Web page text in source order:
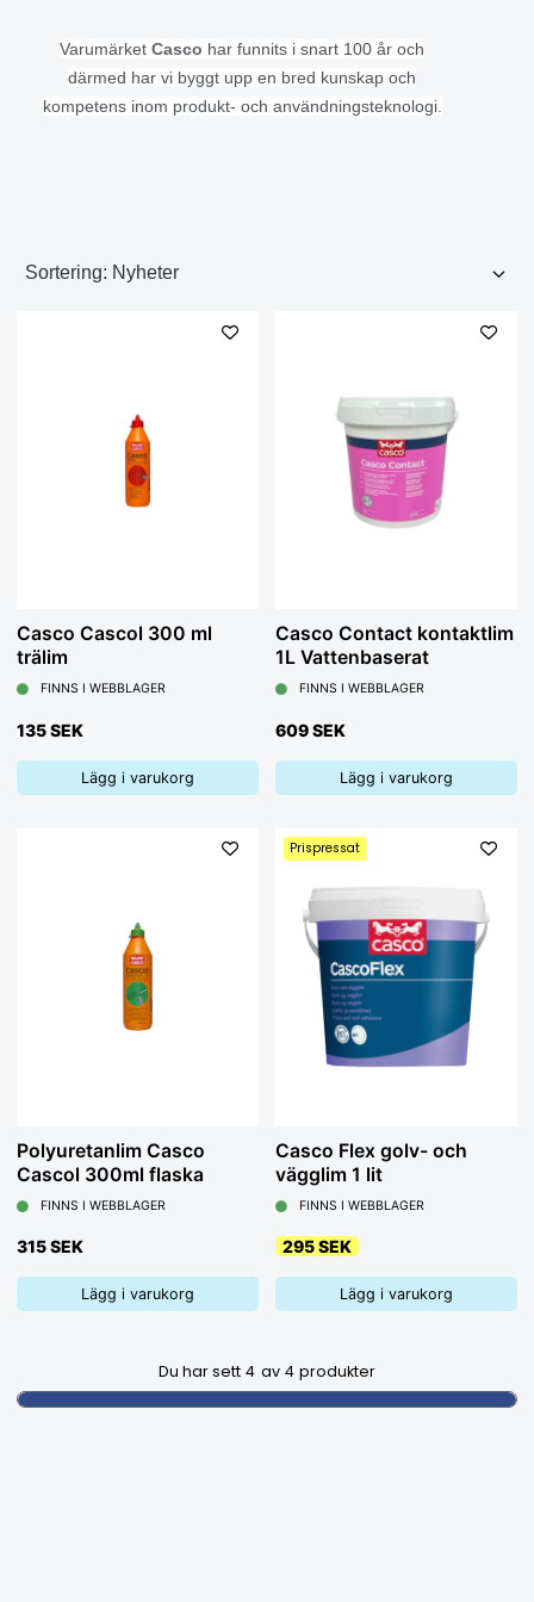
Varumärket Casco har funnits i snart 100 år och
därmed har vi byggt upp en bred kunskap och
kompetens inom produkt- och användningsteknologi.
Casco Cascol 300 ml
trälim
FINNS I WEBBLAGER
135 SEK
Lägg i varukorg
Casco Contact kontaktlim
1L Vattenbaserat
FINNS I WEBBLAGER
609 SEK
Lägg i varukorg
Polyuretanlim Casco
Cascol 300ml flaska
FINNS I WEBBLAGER
315 SEK
Lägg i varukorg
Prispressat
Casco Flex golv- och
vägglim 1 lit
FINNS I WEBBLAGER
295 SEK
Lägg i varukorg
Du har sett 4 av 4 produkter